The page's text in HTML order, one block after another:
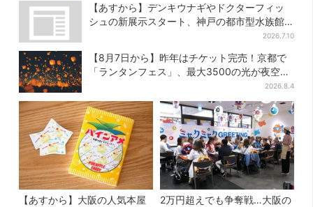
【あすから】デンキウナギやドクターフィッ
シュの新展示スタート、神戸の都市型水族館
2026.7.10
【8月7日から】昨年はチケット完売！京都で
「ランタンフェス」、最大3500の光が夜空
2026.8.4
【あすから】大阪の人気本屋
2万円超えでも争奪戦…大阪の